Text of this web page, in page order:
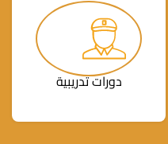
دورات تدريبية